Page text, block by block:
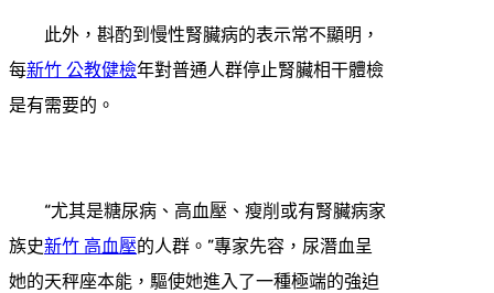
此外，斟酌到慢性腎臟病的表示常不顯明，
每新竹 公教健檢年對普通人群停止腎臟相干體檢
是有需要的。
“尤其是糖尿病、高血壓、瘦削或有腎臟病家
族史新竹 高血壓的人群。”專家先容，尿潛血呈
她的天秤座本能，驅使她進入了一種極端的強迫